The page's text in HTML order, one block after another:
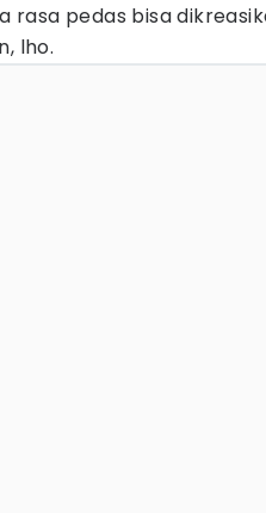
rasa pedas bisa
lho.